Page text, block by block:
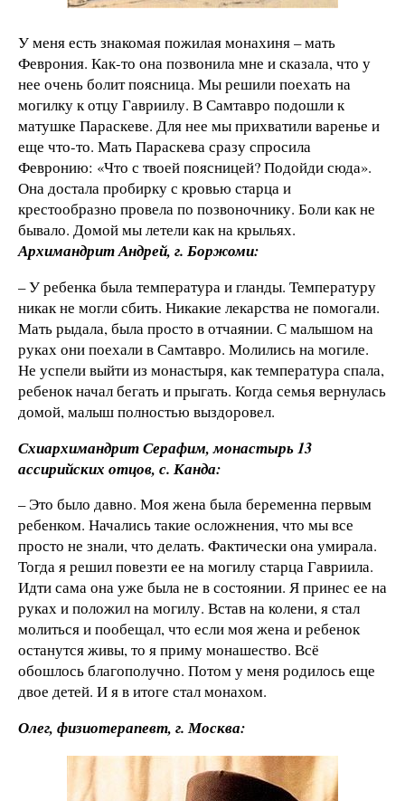
У меня есть знакомая пожилая монахиня – мать
Феврония. Как-то она позвонила мне и сказала, что у
нее очень болит поясница. Мы решили поехать на
могилку к отцу Гавриилу. В Самтавро подошли к
матушке Параскеве. Для нее мы прихватили варенье и
еще что-то. Мать Параскева сразу спросила
Февронию: «Что с твоей поясницей? Подойди сюда».
Она достала пробирку с кровью старца и
крестообразно провела по позвоночнику. Боли как не
бывало. Домой мы летели как на крыльях.
Архимандрит Андрей, г. Боржоми:
– У ребенка была температура и гланды. Температуру
никак не могли сбить. Никакие лекарства не помогали.
Мать рыдала, была просто в отчаянии. С малышом на
руках они поехали в Самтавро. Молились на могиле.
Не успели выйти из монастыря, как температура спала,
ребенок начал бегать и прыгать. Когда семья вернулась
домой, малыш полностью выздоровел.
Схиархимандрит Серафим, монастырь 13
ассирийских отцов, с. Канда:
– Это было давно. Моя жена была беременна первым
ребенком. Начались такие осложнения, что мы все
просто не знали, что делать. Фактически она умирала.
Тогда я решил повезти ее на могилу старца Гавриила.
Идти сама она уже была не в состоянии. Я принес ее на
руках и положил на могилу. Встав на колени, я стал
молиться и пообещал, что если моя жена и ребенок
останутся живы, то я приму монашество. Всё
обошлось благополучно. Потом у меня родилось еще
двое детей. И я в итоге стал монахом.
Олег, физиотерапевт, г. Москва: